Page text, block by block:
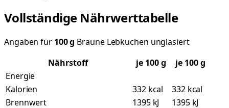
Vollständige Nährwerttabelle
Angaben für 100g Braune Lebkuchen unglasiert
Nährstoff
je 100g
je 100 g
Energie
Kalorien
332 kcal
332 kcal
Brennwert
1395 kJ 1395 kJ